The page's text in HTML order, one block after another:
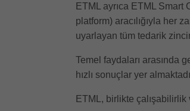
ETML ayrıca ETML
platform) aracılığıyla her
uyarlayan tüm tedarik
Temel faydaları arasında
hızlı sonuçlar yer
ETML, birlikte